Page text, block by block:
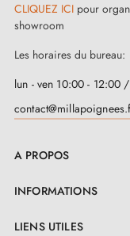
CLIQUEZ ICI pour
showroom
Les horaires du bureau:
lun - ven 10:00 - 12:00
A PROPOS
INFORMATIONS
LIENS UTILES